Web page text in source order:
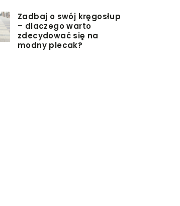
Zadbaj o swój kręgosłup
– dlaczego warto
zdecydować się na
modny plecak?